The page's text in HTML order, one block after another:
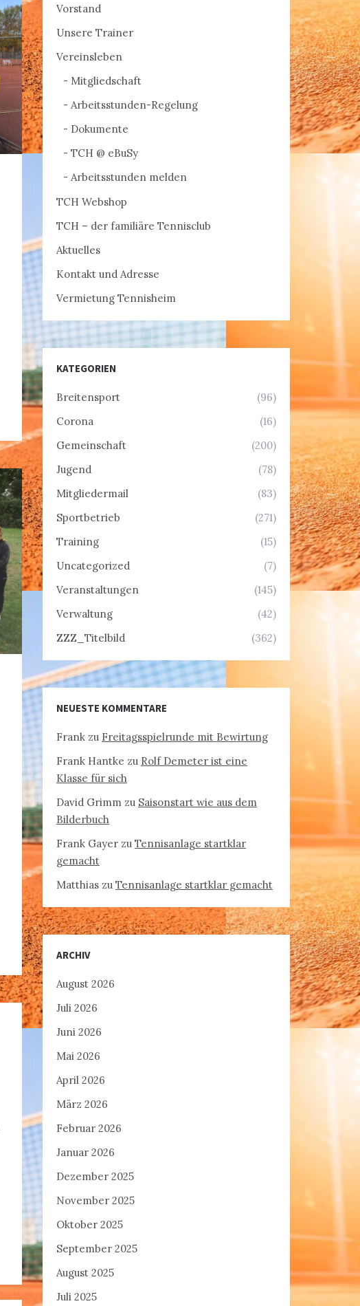
Vorstand
Unsere Trainer
Vereinsleben
Mitgliedschaft
Arbeitsstunden-Regelung
Dokumente
TCH @ eBuSy
Arbeitsstunden melden
TCH Webshop
TCH – der familiäre Tennisclub
Aktuelles
Kontakt und Adresse
Vermietung Tennisheim
KATEGORIEN
Breitensport
(96)
Corona
(16)
Gemeinschaft
(200)
Jugend
(78)
Mitgliedermail
(83)
Sportbetrieb
(271)
Training
(15)
Uncategorized
(7)
Veranstaltungen
(145)
Verwaltung
(42)
ZZZ_Titelbild
(362)
NEUESTE KOMMENTARE
Frank zu Freitagsspielrunde mit Bewirtung
Frank Hantke zu Rolf Demeter ist eine
Klasse für sich
David Grimm zu Saisonstart wie aus dem
Bilderbuch
Frank Gayer zu Tennisanlage startklar
gemacht
Matthias zu Tennisanlage startklar gemacht
ARCHIV
August 2026
Juli 2026
Juni 2026
Mai 2026
April 2026
März 2026
Februar 2026
Januar 2026
Dezember 2025
November 2025
Oktober 2025
September 2025
August 2025
Juli 2025